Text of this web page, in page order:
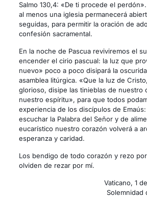
Salmo 130,4: «De ti procede el
al menos una iglesia permanecerá
seguidas, para permitir la oración de
confesión sacramental.
En la noche de Pascua reviviremos el
encender el cirio pascual: la luz que
nuevo» poco a poco disipará la
asamblea litúrgica. «Que la luz de
glorioso, disipe las tinieblas de nuestro
nuestro espíritu», para que todos
experiencia de los discípulos de
escuchar la Palabra del Señor y de
eucarístico nuestro corazón volverá a
esperanza y caridad.
Los bendigo de todo corazón y rezo
olviden de rezar por mí.
Vaticano, 1
Solemnidad